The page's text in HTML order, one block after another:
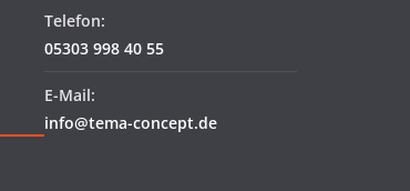
Telefon:
05303 998 40 55
E-Mail:
info@tema-concept.de